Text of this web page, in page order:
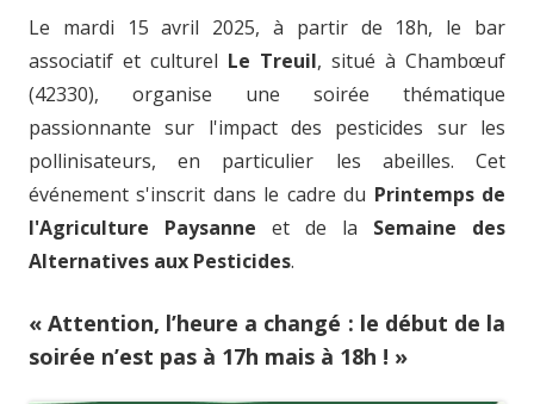
Le mardi 15 avril 2025, à partir de 18h, le bar
associatif et culturel Le Treuil, situé à Chambœuf
(42330), organise une soirée thématique
passionnante sur l'impact des pesticides sur les
pollinisateurs, en particulier les abeilles. Cet
événement s'inscrit dans le cadre du Printemps de
l'Agriculture Paysanne et de la Semaine des
Alternatives aux Pesticides.
« Attention, l’heure a changé : le début de la
soirée n’est pas à 17h mais à 18h ! »